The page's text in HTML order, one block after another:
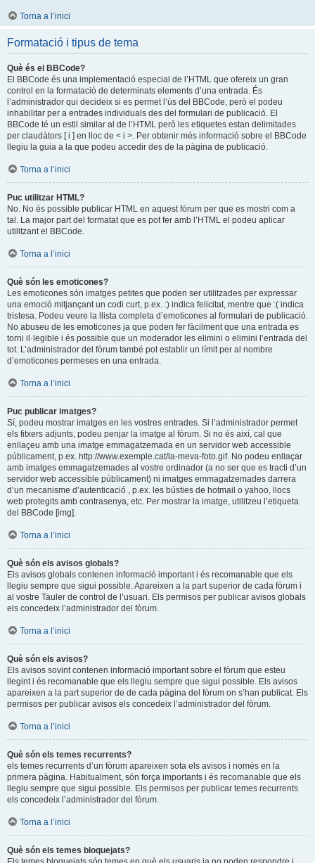
Torna a l’inici
Formatació i tipus de tema
Què és el BBCode?
El BBCode és una implementació especial de l’HTML que ofereix un gran
control en la formatació de determinats elements d’una entrada. És
l’administrador qui decideix si es permet l’ús del BBCode, però el podeu
inhabilitar per a entrades individuals des del formulari de publicació. El
BBCode té un estil similar al de l’HTML però les etiquetes estan delimitades
per claudàtors [ i ] en lloc de < i >. Per obtenir més informació sobre el BBCode
llegiu la guia a la que podeu accedir des de la pàgina de publicació.
Torna a l’inici
Puc utilitzar HTML?
No. No és possible publicar HTML en aquest fòrum per que es mostri com a
tal. La major part del formatat que es pot fer amb l’HTML el podeu aplicar
utilitzant el BBCode.
Torna a l’inici
Què són les emoticones?
Les emoticones són imatges petites que poden ser utilitzades per expressar
una emoció mitjançant un codi curt, p.ex. :) indica felicitat, mentre que :( indica
tristesa. Podeu veure la llista completa d’emoticones al formulari de publicació.
No abuseu de les emoticones ja que poden fer fàcilment que una entrada es
torni il·legible i és possible que un moderador les elimini o elimini l’entrada del
tot. L’administrador del fòrum també pot establir un límit per al nombre
d’emoticones permeses en una entrada.
Torna a l’inici
Puc publicar imatges?
Sí, podeu mostrar imatges en les vostres entrades. Si l’administrador permet
els fitxers adjunts, podeu penjar la imatge al fòrum. Si no és així, cal que
enllaçeu amb una imatge emmagatzemada en un servidor web accessible
públicament, p.ex. http://www.exemple.cat/la-meva-foto.gif. No podeu enllaçar
amb imatges emmagatzemades al vostre ordinador (a no ser que es tracti d’un
servidor web accessible públicament) ni imatges emmagatzemades darrera
d’un mecanisme d’autenticació , p.ex. les bústies de hotmail o yahoo, llocs
web protegits amb contrasenya, etc. Per mostrar la imatge, utilitzeu l’etiqueta
del BBCode [img].
Torna a l’inici
Què són els avisos globals?
Els avisos globals contenen informació important i és recomanable que els
llegiu sempre que sigui possible. Apareixen a la part superior de cada fòrum i
al vostre Tauler de control de l’usuari. Els permisos per publicar avisos globals
els concedeix l’administrador del fòrum.
Torna a l’inici
Què són els avisos?
Els avisos sovint contenen informació important sobre el fòrum que esteu
llegint i és recomanable que els llegiu sempre que sigui possible. Els avisos
apareixen a la part superior de de cada pàgina del fòrum on s’han publicat. Els
permisos per publicar avisos els concedeix l’administrador del fòrum.
Torna a l’inici
Què són els temes recurrents?
els temes recurrents d’un fòrum apareixen sota els avisos i només en la
primera pàgina. Habitualment, són força importants i és recomanable que els
llegiu sempre que sigui possible. Els permisos per publicar temes recurrents
els concedeix l’administrador del fòrum.
Torna a l’inici
Què són els temes bloquejats?